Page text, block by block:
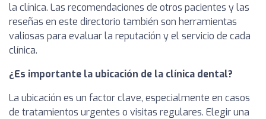
la clínica. Las recomendaciones de otros pacientes y las
reseñas en este directorio también son herramientas
valiosas para evaluar la reputación y el servicio de cada
clínica.
¿Es importante la ubicación de la clínica dental?
La ubicación es un factor clave, especialmente en casos
de tratamientos urgentes o visitas regulares. Elegir una